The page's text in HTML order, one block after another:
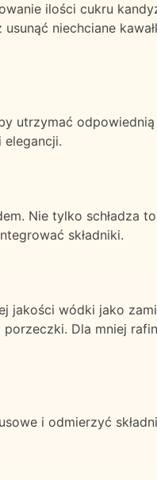
ilości cukru
niechciane
utrzymać
Nie tylko schładza
składniki.
wódki jako
Dla mniej
i odmierzyć